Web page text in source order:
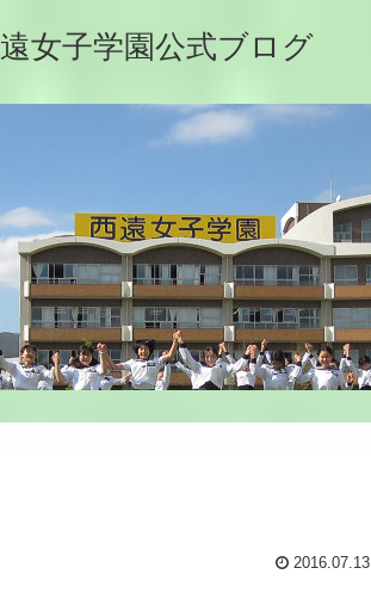
女子学園公式ブログ
2016.07.13